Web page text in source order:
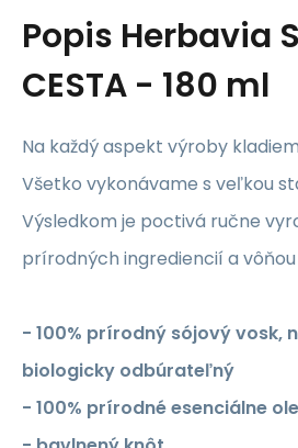
Popis Herbavia
CESTA - 180 ml
Na každý aspekt výroby
Všetko vykonávame s veľkou
Výsledkom je poctivá ručne
prírodných ingrediencií a
- 100% prírodný sójový vosk,
biologicky odbúrateľný
- 100% prírodné esenciálne